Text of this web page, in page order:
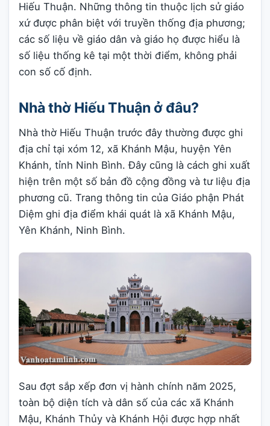
Hiếu Thuận. Những thông tin thuộc lịch sử giáo
xứ được phân biệt với truyền thống địa phương;
các số liệu về giáo dân và giáo họ được hiểu là
số liệu thống kê tại một thời điểm, không phải
con số cố định.
Nhà thờ Hiếu Thuận ở đâu?
Nhà thờ Hiếu Thuận trước đây thường được ghi
địa chỉ tại xóm 12, xã Khánh Mậu, huyện Yên
Khánh, tỉnh Ninh Bình. Đây cũng là cách ghi xuất
hiện trên một số bản đồ cộng đồng và tư liệu địa
phương cũ. Trang thông tin của Giáo phận Phát
Diệm ghi địa điểm khái quát là xã Khánh Mậu,
Yên Khánh, Ninh Bình.
Sau đợt sắp xếp đơn vị hành chính năm 2025,
toàn bộ diện tích và dân số của các xã Khánh
Mậu, Khánh Thủy và Khánh Hội được hợp nhất